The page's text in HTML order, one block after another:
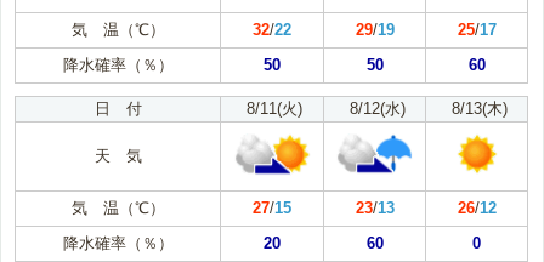
気 温（℃） 32/22 29/19 25/17
降水確率（％）
50 50 60
日 付 8/11(火) 8/12(水) 8/13(木)
天 気
気 温（℃） 27/15 23/13 26/12
降水確率（％）
20 60 0